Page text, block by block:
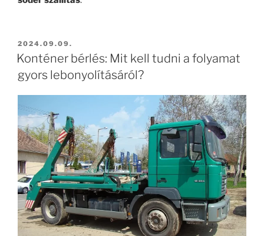
BEKÜLDVE:
2024.09.09.
Konténer bérlés: Mit kell tudni a folyamat
gyors lebonyolításáról?